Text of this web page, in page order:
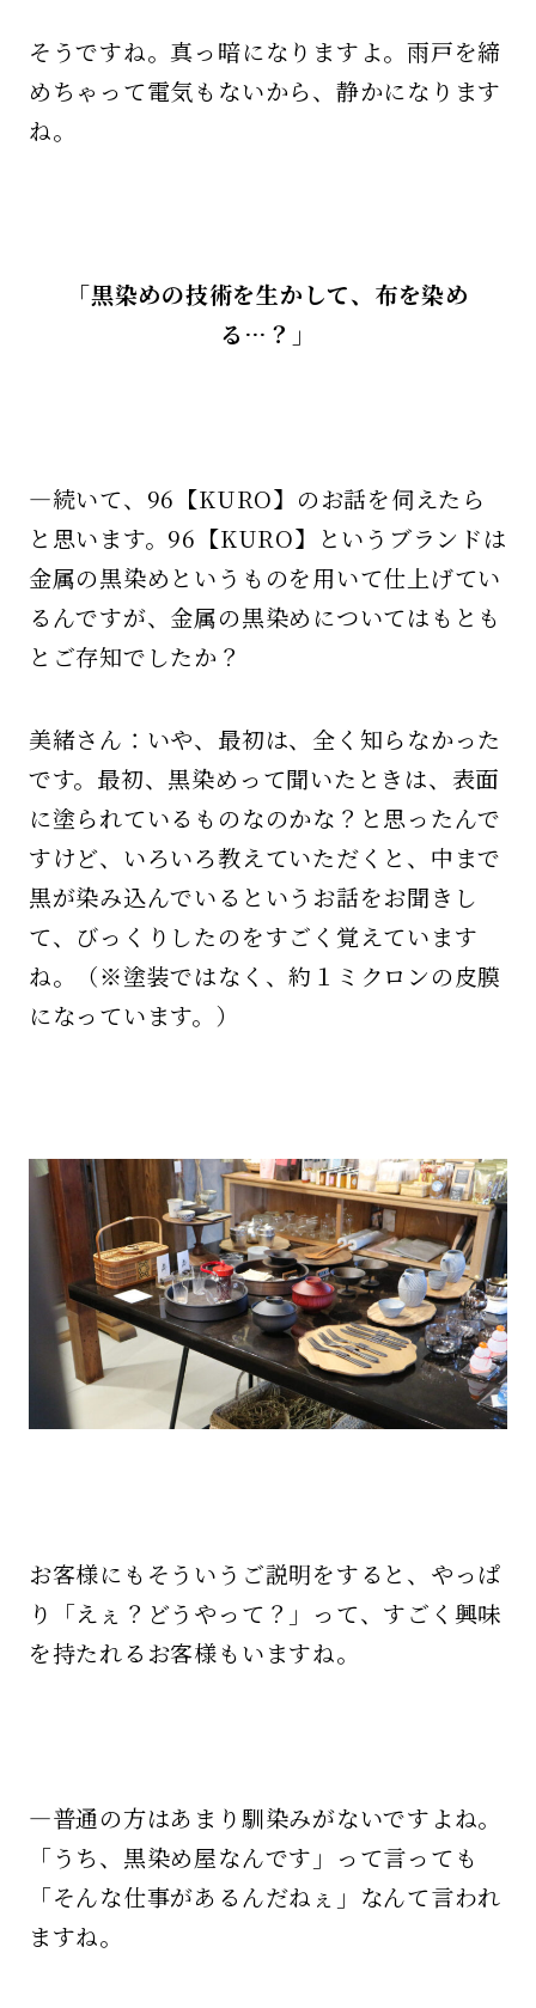
そうですね。真っ暗になりますよ。雨戸を締
めちゃって電気もないから、静かになります
ね。
「黒染めの技術を生かして、布を染め
る…？」
—続いて、96【KURO】のお話を伺えたら
と思います。96【KURO】というブランドは
金属の黒染めというものを用いて仕上げてい
るんですが、金属の黒染めについてはもとも
とご存知でしたか？
美緒さん：いや、最初は、全く知らなかった
です。最初、黒染めって聞いたときは、表面
に塗られているものなのかな？と思ったんで
すけど、いろいろ教えていただくと、中まで
黒が染み込んでいるというお話をお聞きし
て、びっくりしたのをすごく覚えています
ね。（※塗装ではなく、約１ミクロンの皮膜
になっています。）
お客様にもそういうご説明をすると、やっぱ
り「えぇ？どうやって？」って、すごく興味
を持たれるお客様もいますね。
—普通の方はあまり馴染みがないですよね。
「うち、黒染め屋なんです」って言っても
「そんな仕事があるんだねぇ」なんて言われ
ますね。